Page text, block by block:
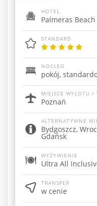
HOTEL
Palmeras
STANDARD
NOCLEG
pokój,
MIEJSCE WYLOTU /
Poznań
ALTERNATYWNE
Bydgoszcz,
Gdańsk
WYŻYWIENIE
Ultra All
TRANSFER
w cenie